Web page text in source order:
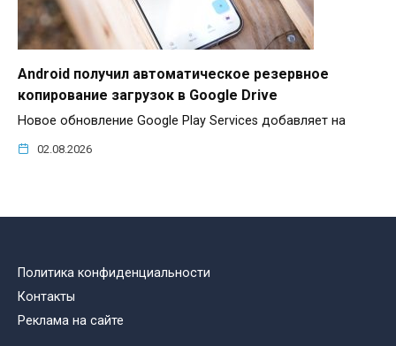
Android получил автоматическое резервное
копирование загрузок в Google Drive
Новое обновление Google Play Services добавляет на
02.08.2026
Политика конфиденциальности
Контакты
Реклама на сайте